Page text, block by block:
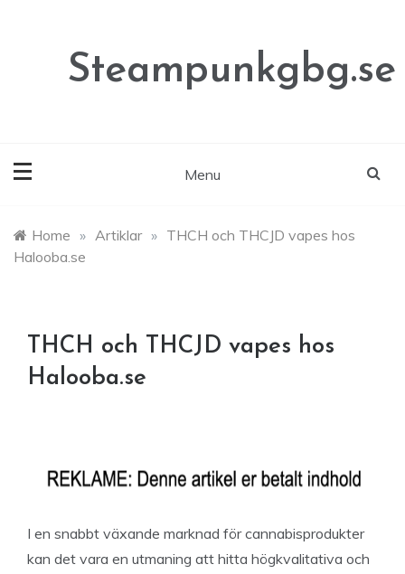
Steampunkgbg.se
Menu
Home » Artiklar » THCH och THCJD vapes hos
Halooba.se
THCH och THCJD vapes hos
Halooba.se
I en snabbt växande marknad för cannabisprodukter
kan det vara en utmaning att hitta högkvalitativa och